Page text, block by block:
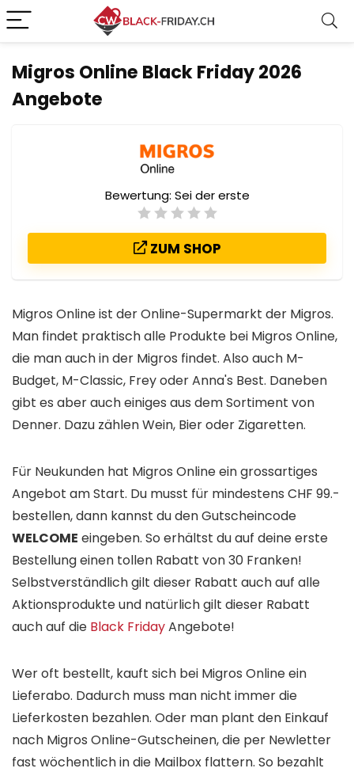
Migros Online Black Friday 2026
Angebote
Bewertung: Sei der erste
ZUM SHOP
Migros Online ist der Online-Supermarkt der Migros.
Man findet praktisch alle Produkte bei Migros Online,
die man auch in der Migros findet. Also auch M-
Budget, M-Classic, Frey oder Anna's Best. Daneben
gibt es aber auch einiges aus dem Sortiment von
Denner. Dazu zählen Wein, Bier oder Zigaretten.
Für Neukunden hat Migros Online ein grossartiges
Angebot am Start. Du musst für mindestens CHF 99.-
bestellen, dann kannst du den Gutscheincode
WELCOME eingeben. So erhältst du auf deine erste
Bestellung einen tollen Rabatt von 30 Franken!
Selbstverständlich gilt dieser Rabatt auch auf alle
Aktionsprodukte und natürlich gilt dieser Rabatt
auch auf die Black FridayAngebote!
Wer oft bestellt, kauft sich bei Migros Online ein
Lieferabo. Dadurch muss man nicht immer die
Lieferkosten bezahlen. Oder man plant den Einkauf
nach Migros Online-Gutscheinen, die per Newletter
fast wöchentlich in die Mailbox flattern. So bezahlt